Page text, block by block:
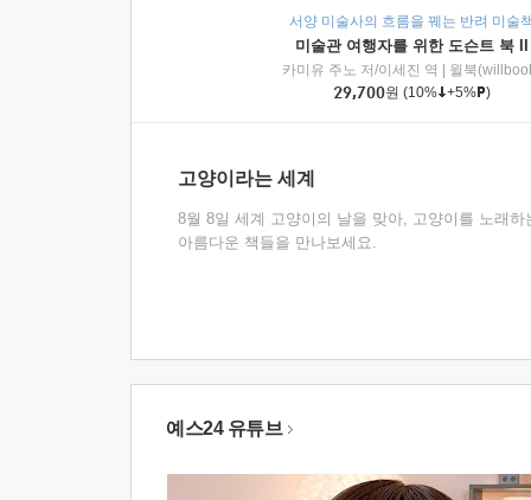
서양 미술사의 흐름을 꿰는 반려 미술
미술관 여행자를 위한 도슨트 북 II
카미유 주노 저/이세진 역
윌북
29,700원 (10% +5% )
고양이라는 세계
8월 8일 세계 고양이의 날을 맞아, 고양이를 노래하
아름다운 책들을 만나보세요.
예스24 유튜브